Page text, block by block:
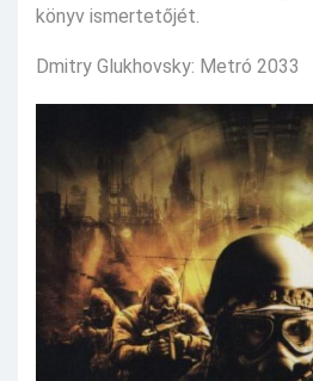
könyv ismertetőjét.
Dmitry Glukhovsky: Metró 2033